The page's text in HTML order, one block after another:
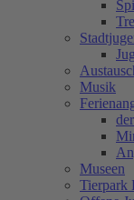
Musik
Museen
Tierpark